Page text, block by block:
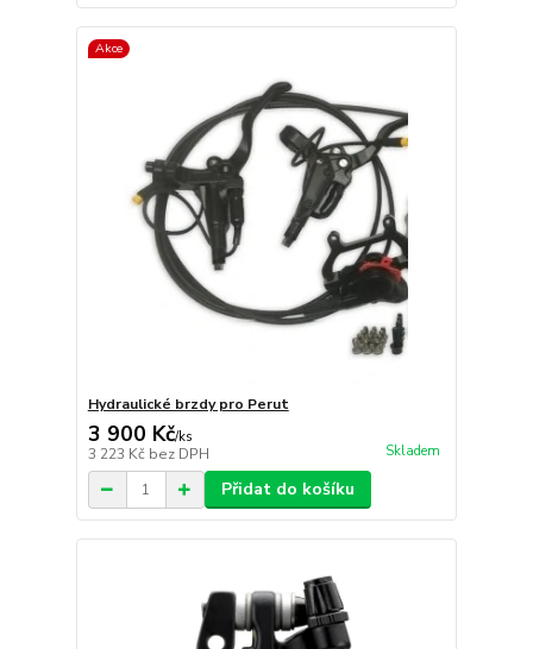
Akce
Hydraulické brzdy pro Perut
3 900 Kč/ks
3 223 Kč bez DPH Skladem
Přidat do košíku